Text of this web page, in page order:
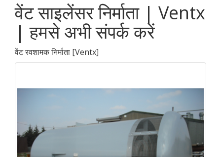
वेंट साइलेंसर निर्माता | Ventx
| हमसे अभी संपर्क करें
वेंट रवशामक निर्माता [Ventx]